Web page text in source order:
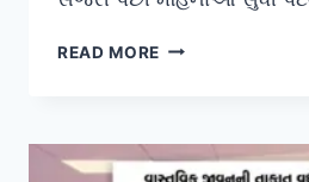
READ MORE પેટની
પછી
કોર